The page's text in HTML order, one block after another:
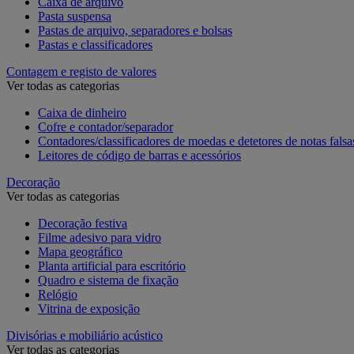
Pasta suspensa
Pastas de arquivo, separadores e bolsas
Pastas e classificadores
Contagem e registo de valores
Ver todas as categorias
Caixa de dinheiro
Cofre e contador/separador
Contadores/classificadores de moedas e detetores de notas
Leitores de código de barras e acessórios
Decoração
Ver todas as categorias
Decoração festiva
Filme adesivo para vidro
Mapa geográfico
Planta artificial para escritório
Quadro e sistema de fixação
Relógio
Vitrina de exposição
Divisórias e mobiliário acústico
Ver todas as categorias